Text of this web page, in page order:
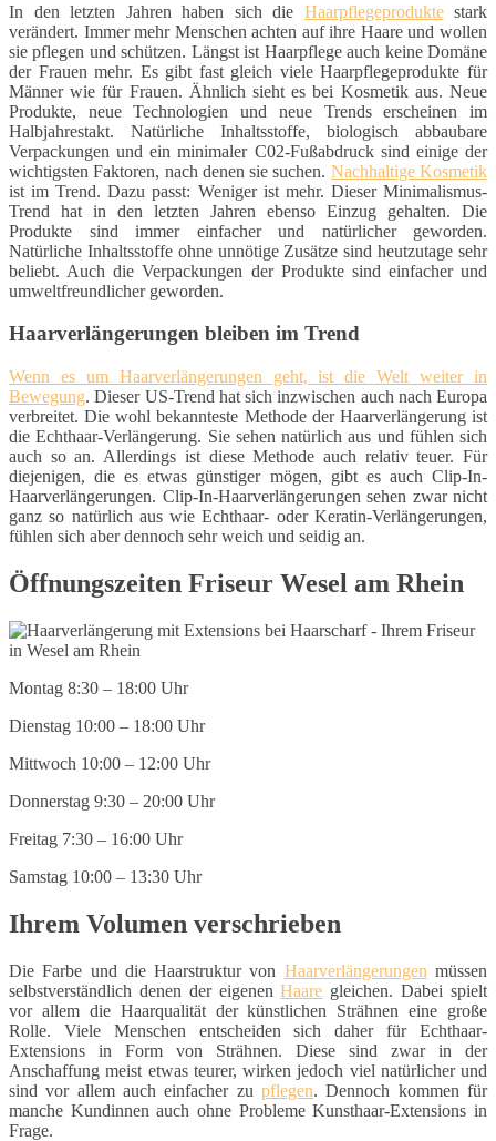
In den letzten Jahren haben sich die Haarpflegeproduktestark
verändert. Immer mehr Menschen achten auf ihre Haare und wollen
sie pflegen und schützen. Längst ist Haarpflege auch keine Domäne
der Frauen mehr. Es gibt fast gleich viele Haarpflegeprodukte für
Männer wie für Frauen. Ähnlich sieht es bei Kosmetik aus. Neue
Produkte, neue Technologien und neue Trends erscheinen im
Halbjahrestakt. Natürliche Inhaltsstoffe, biologisch abbaubare
Verpackungen und ein minimaler C02-Fußabdruck sind einige der
wichtigsten Faktoren, nach denen sie suchen. Nachhaltige Kosmetik
ist im Trend. Dazu passt: Weniger ist mehr. Dieser Minimalismus-
Trend hat in den letzten Jahren ebenso Einzug gehalten. Die
Produkte sind immer einfacher und natürlicher geworden.
Natürliche Inhaltsstoffe ohne unnötige Zusätze sind heutzutage sehr
beliebt. Auch die Verpackungen der Produkte sind einfacher und
umweltfreundlicher geworden.
Haarverlängerungen bleiben im Trend
Wenn es um Haarverlängerungen geht, ist die Welt weiter in
Bewegung. Dieser US-Trend hat sich inzwischen auch nach Europa
verbreitet. Die wohl bekannteste Methode der Haarverlängerung ist
die Echthaar-Verlängerung. Sie sehen natürlich aus und fühlen sich
auch so an. Allerdings ist diese Methode auch relativ teuer. Für
diejenigen, die es etwas günstiger mögen, gibt es auch Clip-In-
Haarverlängerungen. Clip-In-Haarverlängerungen sehen zwar nicht
ganz so natürlich aus wie Echthaar- oder Keratin-Verlängerungen,
fühlen sich aber dennoch sehr weich und seidig an.
Öffnungszeiten Friseur Wesel am Rhein
Montag 8:30 – 18:00 Uhr
Dienstag 10:00 – 18:00 Uhr
Mittwoch 10:00 – 12:00 Uhr
Donnerstag 9:30 – 20:00 Uhr
Freitag 7:30 – 16:00 Uhr
Samstag 10:00 – 13:30 Uhr
Ihrem Volumen verschrieben
Die Farbe und die Haarstruktur von Haarverlängerungen müssen
selbstverständlich denen der eigenenHaare gleichen. Dabei spielt
vor allem die Haarqualität der künstlichen Strähnen eine große
Rolle. Viele Menschen entscheiden sich daher für Echthaar-
Extensions in Form von Strähnen. Diese sind zwar in der
Anschaffung meist etwas teurer, wirken jedoch viel natürlicher und
sind vor allem auch einfacher zu pflegen. Dennoch kommen für
manche Kundinnen auch ohne Probleme Kunsthaar-Extensions in
Frage.